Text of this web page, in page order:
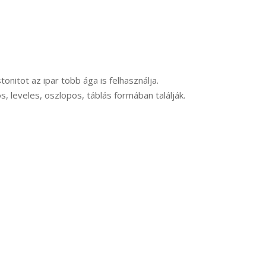
az ipar több ága is felhasználja.
leveles, oszlopos, táblás formában találják.